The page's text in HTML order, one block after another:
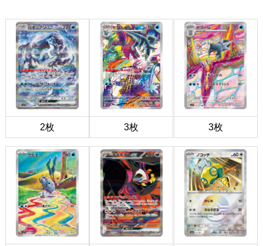
2枚 3枚 3枚